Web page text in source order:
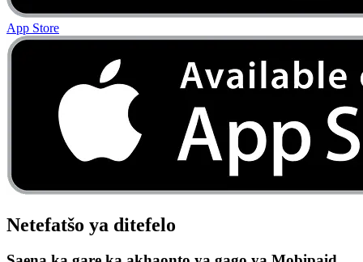
App Store
Netefatšo ya ditefelo